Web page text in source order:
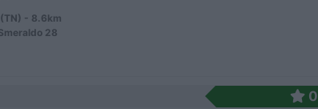
- 8.6km
28
0